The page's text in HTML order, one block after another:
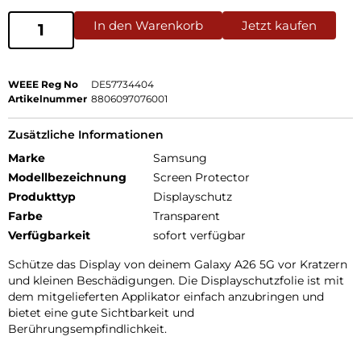
In den Warenkorb Jetzt kaufen
WEEE Reg No
DE57734404
Artikelnummer 8806097076001
Zusätzliche Informationen
Marke
Samsung
Modellbezeichnung
Screen Protector
Produkttyp
Displayschutz
Farbe
Transparent
Verfügbarkeit
sofort verfügbar
Schütze das Display von deinem Galaxy A26 5G vor Kratzern
und kleinen Beschädigungen. Die Displayschutzfolie ist mit
dem mitgelieferten Applikator einfach anzubringen und
bietet eine gute Sichtbarkeit und
Berührungsempfindlichkeit.